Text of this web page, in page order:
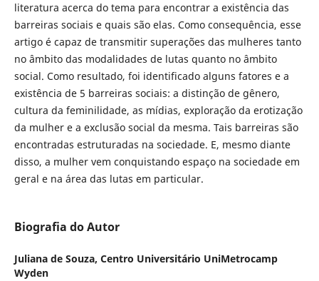
literatura acerca do tema para encontrar a existência das
barreiras sociais e quais são elas. Como consequência, esse
artigo é capaz de transmitir superações das mulheres tanto
no âmbito das modalidades de lutas quanto no âmbito
social. Como resultado, foi identificado alguns fatores e a
existência de 5 barreiras sociais: a distinção de gênero,
cultura da feminilidade, as mídias, exploração da erotização
da mulher e a exclusão social da mesma. Tais barreiras são
encontradas estruturadas na sociedade. E, mesmo diante
disso, a mulher vem conquistando espaço na sociedade em
geral e na área das lutas em particular.
Biografia do Autor
Juliana de Souza, Centro Universitário UniMetrocamp
Wyden